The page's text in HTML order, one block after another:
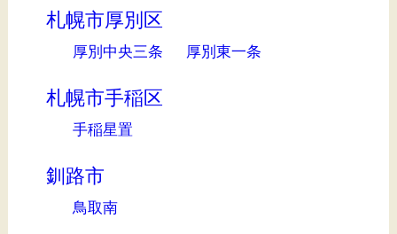
札幌市厚別区
厚別中央三条 厚別東一条
札幌市手稲区
手稲星置
釧路市
鳥取南